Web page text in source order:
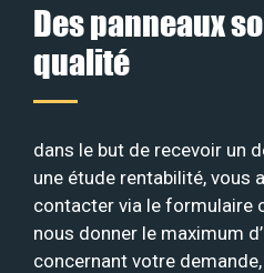
Des panneaux
qualité
dans le but de recevoir un
une étude rentabilité, vous
contacter via le formulaire
nous donner le maximum
concernant votre